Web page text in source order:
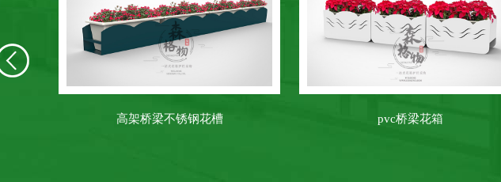
高架桥梁不锈钢花槽 pvc桥梁花箱